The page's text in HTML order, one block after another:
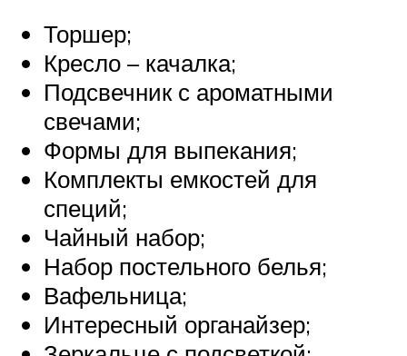
Торшер;
Кресло – качалка;
Подсвечник с ароматными
свечами;
Формы для выпекания;
Комплекты емкостей для
специй;
Чайный набор;
Набор постельного белья;
Вафельница;
Интересный органайзер;